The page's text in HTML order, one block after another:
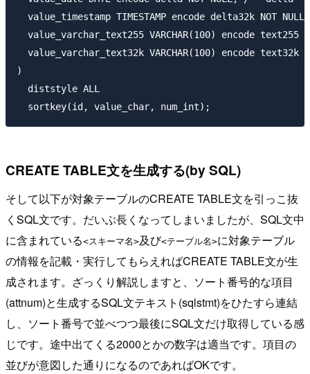
value_timestamp TIMESTAMP encode delta32k NOT
value_varchar_text255 VARCHAR(100) encode text255
value_varchar_text32k VARCHAR(100) encode text32k
)
  diststyle ALL
CREATE TABLE文を生成する(by SQL)
そして以下が対象テーブルのCREATE TABLE文を引っこ抜
くSQL文です。だいぶ長くなってしまいましたが、SQL文中
に含まれている<スキーマ名>及び<テーブル名>に対象テーブル
の情報を記載・実行してもらえればCREATE TABLE文が生
成されます。ざっくり解説しますと、ソート番号的な項目
(attnum)と生成するSQL文テキスト(sqlstmt)をひたすら連結
し、ソート番号で並べつつ最後にSQL文だけ取得している感
じです。途中出てくる2000とかの数字は適当です。項目の
並びが意図した通りになるのであればOKです。